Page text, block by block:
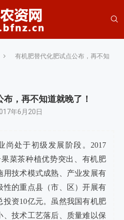
有机肥替代化肥试点公布，再不知
，再不知道就晚了！
年6月20日
尚处于初级发展阶段。2017
菜茶种植优势突出、有机肥
用技术模式成熟、产业发展有
性的重点县（市、区）开展有
投资10亿元。虽然我国有机肥
、技术工艺落后、质量难以保